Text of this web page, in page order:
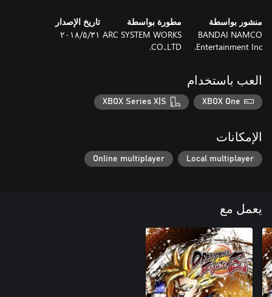
منشور بواسطة
BANDAI NAMCO
Entertainment Inc.
مطورة بواسطة
ARC SYSTEM WORKS
CO.,LTD.
تاريخ الإصدار
٣١‏/٥‏/٢٠١٨
العب باستخدام
XBOX One
XBOX Series X|S
الإمكانات
Local multiplayer
Online multiplayer
يعمل مع